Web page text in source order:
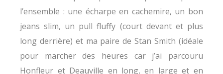
l’ensemble : une écharpe en cachemire, un bon
jeans slim, un pull fluffy (court devant et plus
long derrière) et ma paire de Stan Smith (idéale
pour marcher des heures car j’ai parcouru
Honfleur et Deauville en long, en large et en